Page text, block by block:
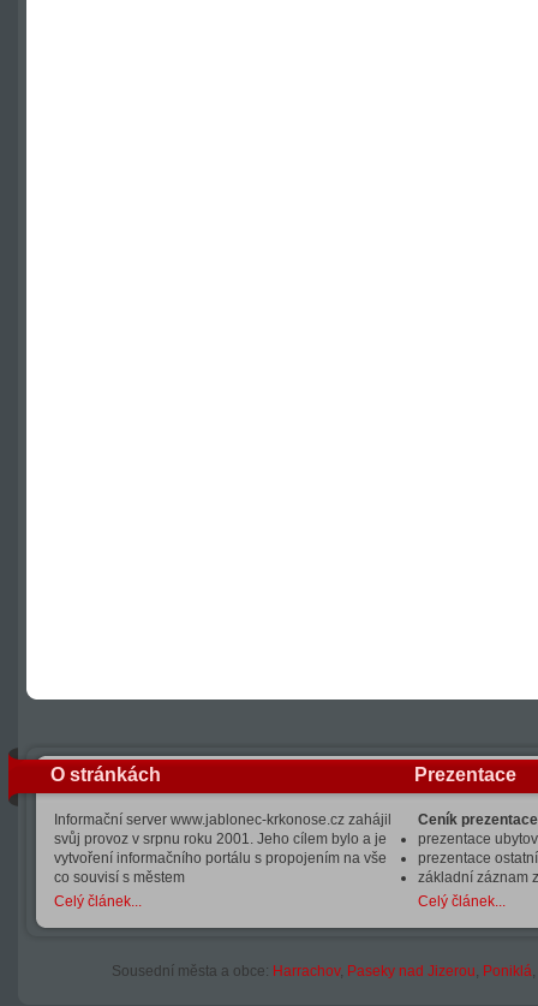
O stránkách
Informační server www.jablonec-krkonose.cz zahájil
svůj provoz v srpnu roku 2001. Jeho cílem bylo a je
vytvoření informačního portálu s propojením na vše
co souvisí s městem
Celý článek...
Prezentace
Ceník
prezentace
prezentace
základní záznam
Celý článek...
Sousední města a obce: Harrachov, Paseky nad Jizerou, Poniklá,